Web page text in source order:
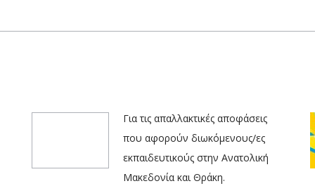
Για τις απαλλακτικές αποφάσεις
που αφορούν διωκόμενους/ες
εκπαιδευτικούς στην Ανατολική
Μακεδονία και Θράκη.